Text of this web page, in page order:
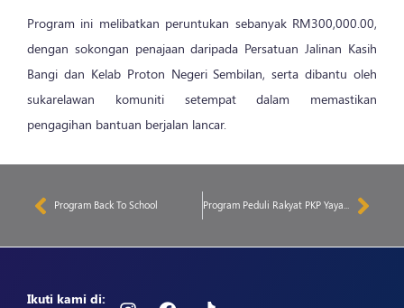
Program ini melibatkan peruntukan sebanyak RM300,000.00,
dengan sokongan penajaan daripada Persatuan Jalinan Kasih
Bangi dan Kelab Proton Negeri Sembilan, serta dibantu oleh
sukarelawan komuniti setempat dalam memastikan
pengagihan bantuan berjalan lancar.
Program Back To School Program Peduli Rakyat PKP Yayasan Mukhriz
Ikuti kami di: